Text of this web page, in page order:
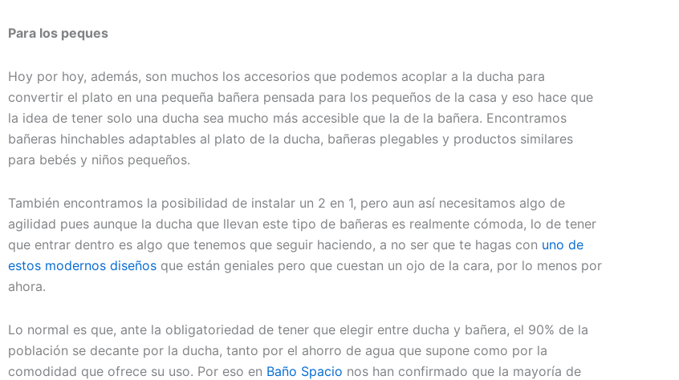
Para los peques
Hoy por hoy, además, son muchos los accesorios que podemos acoplar a la ducha para
convertir el plato en una pequeña bañera pensada para los pequeños de la casa y eso hace que
la idea de tener solo una ducha sea mucho más accesible que la de la bañera. Encontramos
bañeras hinchables adaptables al plato de la ducha, bañeras plegables y productos similares
para bebés y niños pequeños.
También encontramos la posibilidad de instalar un 2 en 1, pero aun así necesitamos algo de
agilidad pues aunque la ducha que llevan este tipo de bañeras es realmente cómoda, lo de tener
que entrar dentro es algo que tenemos que seguir haciendo, a no ser que te hagas con uno de
estos modernos diseños que están geniales pero que cuestan un ojo de la cara, por lo menos por
ahora.
Lo normal es que, ante la obligatoriedad de tener que elegir entre ducha y bañera, el 90% de la
población se decante por la ducha, tanto por el ahorro de agua que supone como por la
comodidad que ofrece su uso. Por eso en Baño Spacio nos han confirmado que la mayoría de